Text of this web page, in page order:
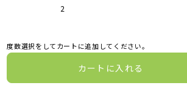
2
度数選択をしてカートに追加してください。
カートに入れる